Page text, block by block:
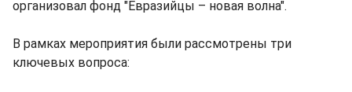
организовал фонд "Евразийцы – новая волна".
В рамках мероприятия были рассмотрены три
ключевых вопроса: